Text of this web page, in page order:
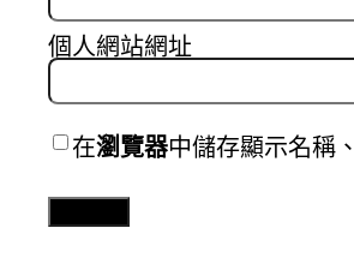
個人網站網址
在瀏覽器中儲存顯示名稱